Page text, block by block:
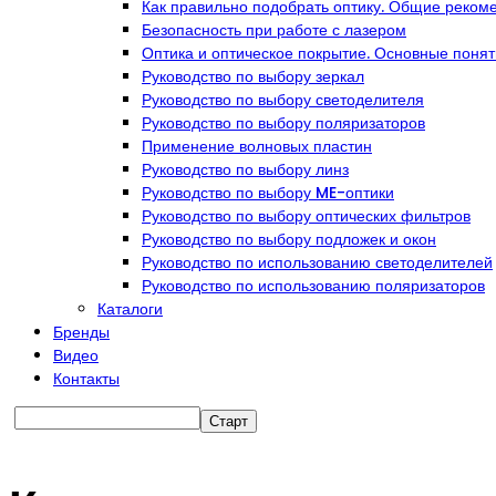
Как правильно подобрать оптику. Общие
Безопасность при работе с лазером
Оптика и оптическое покрытие. Основные
Руководство по выбору зеркал
Руководство по выбору светоделителя
Руководство по выбору поляризаторов
Применение волновых пластин
Руководство по выбору линз
Руководство по выбору ME-оптики
Руководство по выбору оптических фильтров
Руководство по выбору подложек и окон
Руководство по использованию светоделителей
Руководство по использованию поляризаторов
Каталоги
Бренды
Видео
Контакты